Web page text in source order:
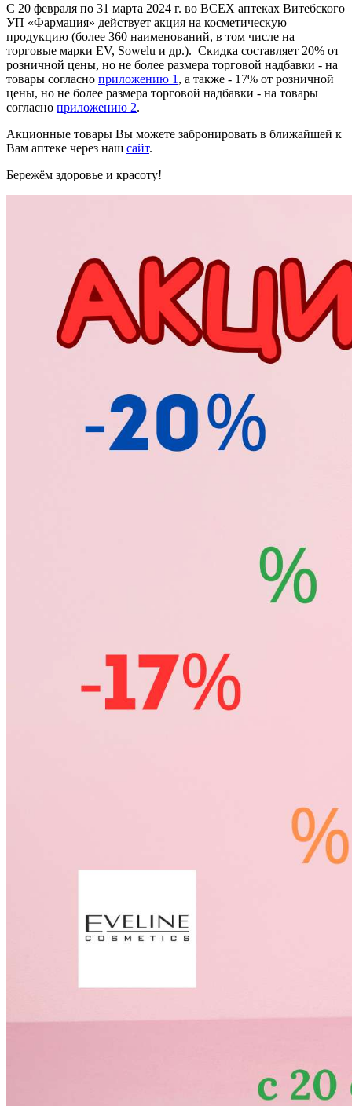
С 20 февраля по 31 марта 2024 г. во ВСЕХ аптеках Витебского
УП «Фармация» действует акция на косметическую
продукцию (более 360 наименований, в том числе на
торговые марки EV, Sowelu и др.). Скидка составляет 20% от
розничной цены, но не более размера торговой надбавки - на
товары согласно приложению 1 , а также - 17% от розничной
цены, но не более размера торговой надбавки - на товары
согласно приложению 2.
Акционные товары Вы можете забронировать в ближайшей к
Вам аптеке через наш сайт.
Бережём здоровье и красоту!